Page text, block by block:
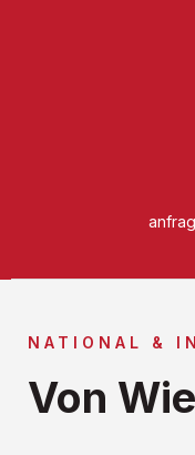
NATIONAL &
Von